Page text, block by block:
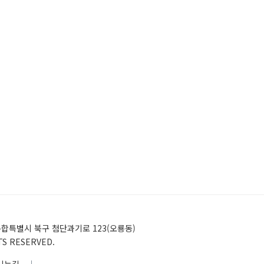
별시 북구 첨단과기로 123(오룡동)
RESERVED.